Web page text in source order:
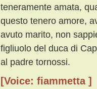
teneramente amata,
questo tenero amore,
avuto marito, non
figliuolo del duca di
al padre tornossi.
[Voice: fiammetta ]